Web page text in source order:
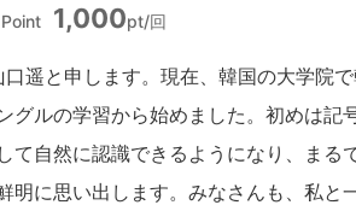
Point 1,000pt/回
遥と申します。現在、韓国の大学院
グルの学習から始めました。初めは
て自然に認識できるようになり、ま
明に思い出します。みなさんも、私